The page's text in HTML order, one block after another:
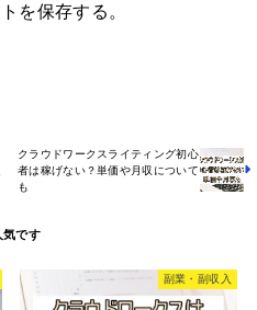
を保存する。
クラウドワークスライティング初心
者は稼げない？単価や月収について
も
副業・副収入